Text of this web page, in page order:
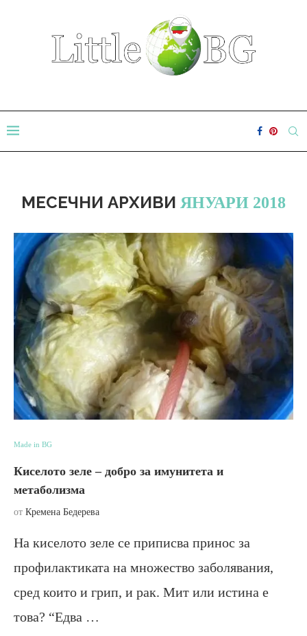
МЕСЕЧНИ АРХИВИ ЯНУАРИ 2018
Made in BG
Киселото зеле – добро за имунитета и
метаболизма
от Кремена Бедерева
На киселото зеле се приписва принос за
профилактиката на множество заболявания,
сред които и грип, и рак. Мит или истина е
това? “Eдва …